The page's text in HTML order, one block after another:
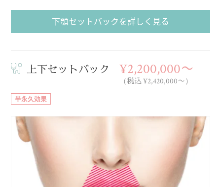
下顎セットバックを詳しく見る
上下セットバック ¥2,200,000〜
（税込 ¥2,420,000〜）
半永久効果